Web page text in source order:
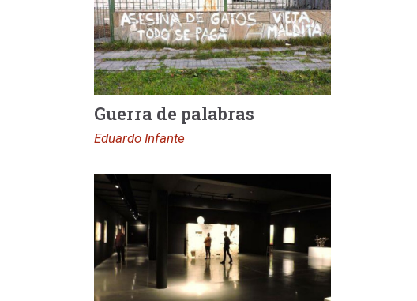
Guerra de palabras
Eduardo Infante